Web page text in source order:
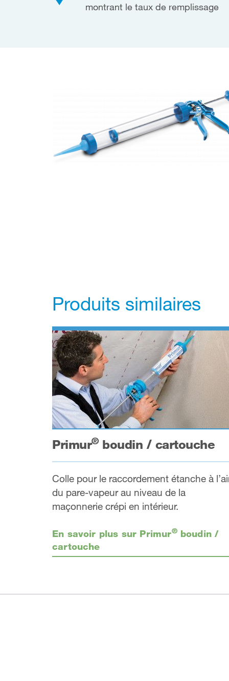
montrant le taux de remplissage
Produits similaires
Primur®boudin / cartouche
Colle pour le raccordement étanche à
du pare-vapeur au niveau de la
maçonnerie crépi en intérieur.
En savoir plus sur Primur®boudin /
cartouche